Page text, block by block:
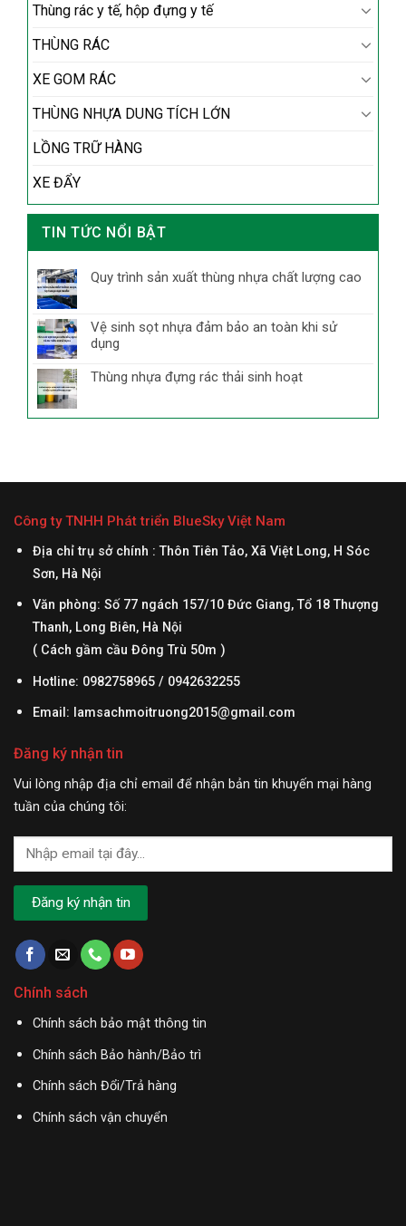
Thùng rác y tế, hộp đựng y tế
THÙNG RÁC
XE GOM RÁC
THÙNG NHỰA DUNG TÍCH LỚN
LỒNG TRỮ HÀNG
XE ĐẨY
TIN TỨC NỔI BẬT
Quy trình sản xuất thùng nhựa chất lượng cao
Vệ sinh sọt nhựa đảm bảo an toàn khi sử
dụng
Thùng nhựa đựng rác thải sinh hoạt
Công ty TNHH Phát triển BlueSky Việt Nam
Địa chỉ trụ sở chính : Thôn Tiên Tảo, Xã Việt Long, H Sóc
Sơn, Hà Nội
Văn phòng: Số 77 ngách 157/10 Đức Giang, Tổ 18 Thượng
Thanh, Long Biên, Hà Nội
( Cách gầm cầu Đông Trù 50m )
Hotline: 0982758965 / 0942632255
Email: lamsachmoitruong2015@gmail.com
Đăng ký nhận tin
Vui lòng nhập địa chỉ email để nhận bản tin khuyến mại hàng
tuần của chúng tôi:
Chính sách
Chính sách bảo mật thông tin
Chính sách Bảo hành/Bảo trì
Chính sách Đổi/Trả hàng
Chính sách vận chuyển